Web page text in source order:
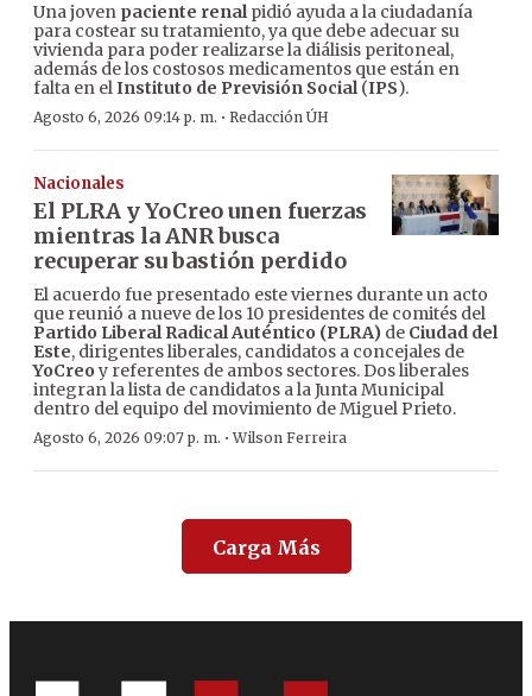
Una joven paciente renalpidió ayuda a la ciudadanía
para costear su tratamiento, ya que debe adecuar su
vivienda para poder realizarse la diálisis peritoneal,
además de los costosos medicamentos que están en
falta en elInstituto de Previsión Social(IPS).
Agosto 6, 2026 09:14 p. m. · Redacción ÚH
Nacionales
El PLRA y YoCreo unen fuerzas
mientras la ANR busca
recuperar su bastión perdido
El acuerdo fue presentado este viernes durante un acto
que reunió a nueve de los 10 presidentes de comités del
Partido Liberal Radical Auténtico (PLRA) de Ciudad del
Este, dirigentes liberales, candidatos a concejales de
YoCreo y referentes de ambos sectores. Dos liberales
integran la lista de candidatos a la Junta Municipal
dentro del equipo del movimiento de Miguel Prieto.
Agosto 6, 2026 09:07 p. m. ·Wilson Ferreira
Carga Más